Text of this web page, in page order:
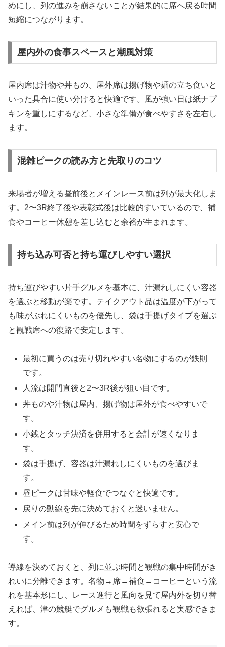
めにし、列の進みを崩さないことが結果的に席へ戻る時間
短縮につながります。
屋内外の食事スペースと潮風対策
屋内席は汁物や丼もの、屋外席は揚げ物や麺の立ち食いと
いった具合に使い分けると快適です。風が強い日は紙ナプ
キンを重しにするなど、小さな準備が食べやすさを左右し
ます。
混雑ピークの読み方と先取りのコツ
来場者が増える昼前後とメインレース前は列が最大化しま
す。2〜3R終了後や表彰式後は比較的すいているので、補
食やコーヒー休憩を差し込むと余裕が生まれます。
持ち込み可否と持ち運びしやすい選択
持ち運びやすい片手グルメを基本に、汁漏れしにくい容器
を選ぶと移動が楽です。テイクアウト品は温度が下がって
も味がぶれにくいものを優先し、袋は手提げタイプを選ぶ
と観戦席への復路で安定します。
最初に買うのは売り切れやすい名物にするのが鉄則
です。
人流は開門直後と2〜3R後が狙い目です。
丼ものや汁物は屋内、揚げ物は屋外が食べやすいで
す。
小銭とタッチ決済を併用すると会計が速くなりま
す。
袋は手提げ、容器は汁漏れしにくいものを選びま
す。
昼ピークは甘味や軽食でつなぐと快適です。
戻りの動線を先に決めておくと迷いません。
メイン前は列が伸びるため時間をずらすと安心で
す。
導線を決めておくと、列に並ぶ時間と観戦の集中時間がき
れいに分離できます。名物→席→補食→コーヒーという流
れを基本形にし、レース進行と風向を見て屋内外を切り替
えれば、津の競艇でグルメも観戦も欲張れると実感できま
す。